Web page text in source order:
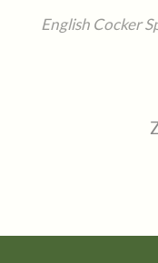
English Cocker